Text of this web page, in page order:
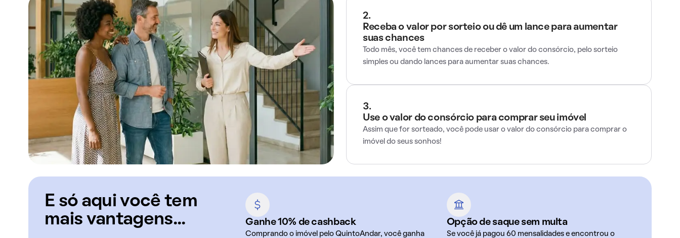
2.
Receba o valor por sorteio ou dê um lance para aumentar
suas chances
Todo mês, você tem chances de receber o valor do consórcio, pelo sorteio
simples ou dando lances para aumentar suas chances.
3.
Use o valor do consórcio para comprar seu imóvel
Assim que for sorteado, você pode usar o valor do consórcio para comprar o
imóvel do seus sonhos!
E só aqui você tem
mais vantagens...
Ganhe 10% de cashback
Comprando o imóvel pelo QuintoAndar, você ganha
Opção de saque sem multa
Se você já pagou 60 mensalidades e encontrou o